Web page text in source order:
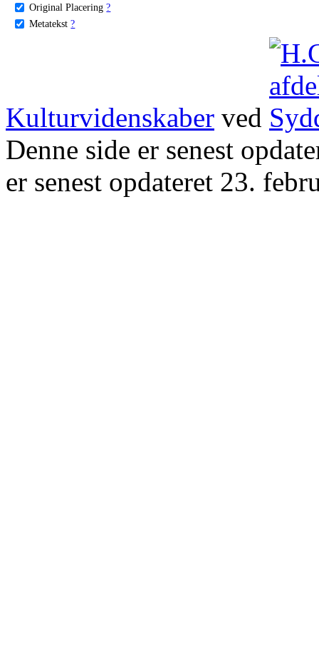
Original Placering ?
Metatekst ?
Kulturvidenskaber ved
Denne side er senest
er senest opdateret 23.